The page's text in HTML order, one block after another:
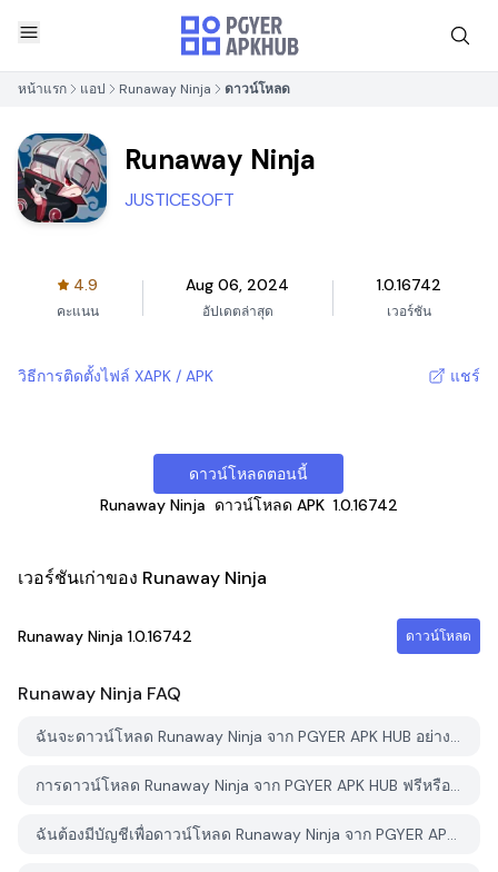
หน้าแรก แอป Runaway Ninja ดาวน์โหลด
Runaway Ninja
JUSTICESOFT
4.9
คะแนน
Aug 06, 2024
อัปเดตล่าสุด
1.0.16742
เวอร์ชัน
วิธีการติดตั้งไฟล์ XAPK / APK แชร์
ดาวน์โหลดตอนนี้
Runaway Ninja ดาวน์โหลด APK 1.0.16742
เวอร์ชันเก่าของ Runaway Ninja
Runaway Ninja 1.0.16742 ดาวน์โหลด
Runaway Ninja FAQ
ฉันจะดาวน์โหลด Runaway Ninja จาก PGYER APK HUB อย่างไร?
การดาวน์โหลด Runaway Ninja จาก PGYER APK HUB ฟรีหรือไม่?
ฉันต้องมีบัญชีเพื่อดาวน์โหลด Runaway Ninja จาก PGYER APK HUB หรือไม่?